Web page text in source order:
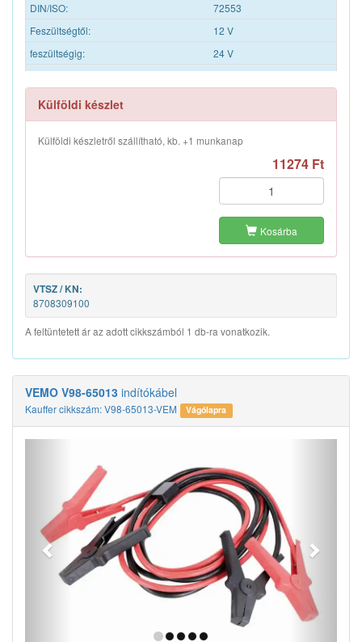
DIN/ISO:
72553
Feszültségtől:
12 V
feszültségig:
24 V
Áramerősségig:
350 A
Kiegészítő cikk/kiegészítő info 2:
Anyag:
CCA (Rézbevonatú
alumínium)
5500 cm?
3000 cm?
műanyag fogóval
Kiegészítő cikk/kiegészítő info 2:
védőtáskával
szigetelt
SVHC:
anyag!
Külföldi készlet
Külföldi készletről szállítható, kb. +1 munkanap
11274 Ft
Kosárba
VTSZ / KN:
8708309100
A feltüntetett ár az adott cikkszámból 1 db-ra vonatkozik.
VEMO V98-65013 indítókábel
Kauffer cikkszám: V98-65013-VEM Vágólapra